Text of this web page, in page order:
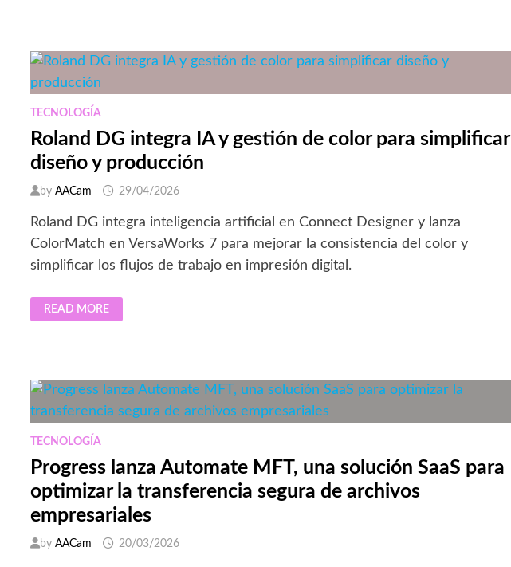
IMPULSEN
LA
INNOVACIÓN
EN
TECNOLOGÍA
Roland DG integra IA y gestión de color para simplificar
diseño y producción
byAACam 29/04/2026
Roland DG integra inteligencia artificial en Connect Designer y lanza
ColorMatch en VersaWorks 7 para mejorar la consistencia del color y
simplificar los flujos de trabajo en impresión digital.
ROLAND
DG
COLOR
PARA
SIMPLIFICAR
DISEÑO
Y
PRODUCCIÓN
READ MORE
TECNOLOGÍA
Progress lanza Automate MFT, una solución SaaS para
optimizar la transferencia segura de archivos
empresariales
byAACam 20/03/2026